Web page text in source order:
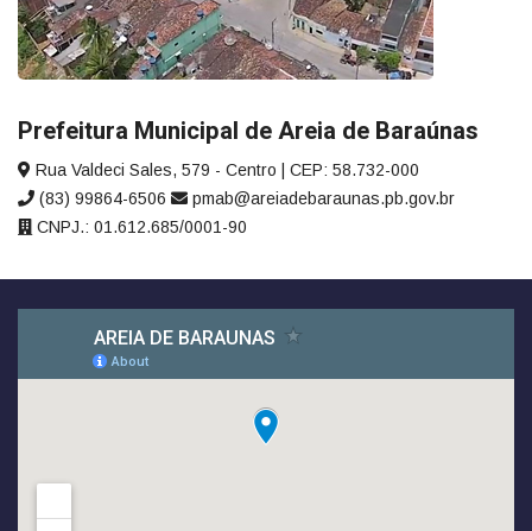
Prefeitura Municipal de Areia de Baraúnas
Rua Valdeci Sales, 579 - Centro | CEP: 58.732-000
(83) 99864-6506
pmab@areiadebaraunas.pb.gov.br
CNPJ.: 01.612.685/0001-90